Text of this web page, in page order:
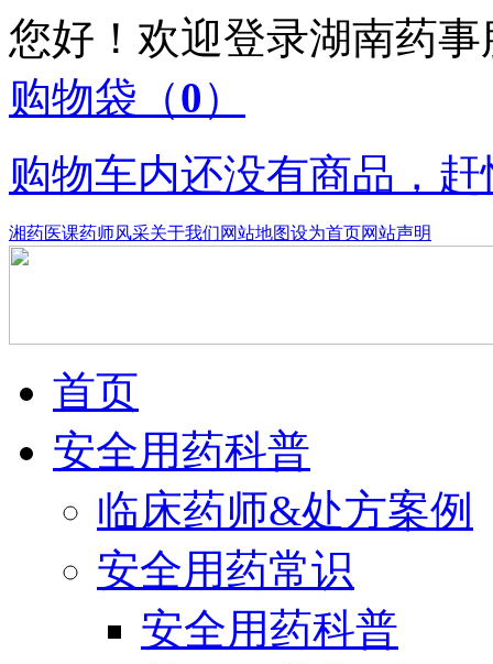
您好！欢迎登录湖南药
购物袋 （0）
购物车内还没有商品，
湘药医课药师风采关于我们网站地图设为首页网站声明
首页
安全用药科普
临床药师&处方案例
安全用药常识
安全用药科普